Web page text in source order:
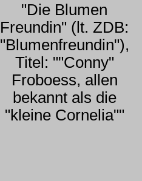
"Die Blumen
Freundin" (lt. ZDB:
"Blumenfreundin"),
Titel: ""Conny"
Froboess, allen
bekannt als die
"kleine Cornelia""